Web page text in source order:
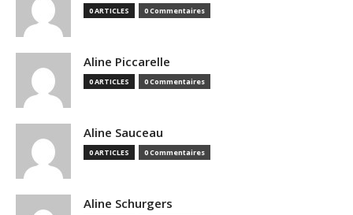
0 ARTICLES 0 Commentaires
Aline Piccarelle
0 ARTICLES 0 Commentaires
Aline Sauceau
0 ARTICLES 0 Commentaires
Aline Schurgers